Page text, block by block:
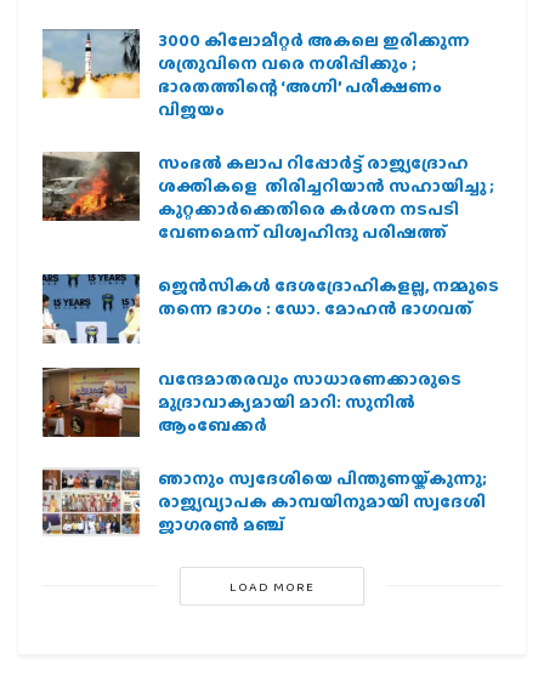
3000 കിലോമീറ്റർ അകലെ ഇരിക്കുന്ന
ശത്രുവിനെ വരെ നശിപ്പിക്കും ;
ഭാരതത്തിന്റെ ‘അഗ്നി’ പരീക്ഷണം
വിജയം
സംഭൽ കലാപ റിപ്പോർട്ട് രാജ്യദ്രോഹ
ശക്തികളെ തിരിച്ചറിയാൻ സഹായിച്ചു ;
കുറ്റക്കാർക്കെതിരെ കർശന നടപടി
വേണമെന്ന് വിശ്വഹിന്ദു പരിഷത്ത്
ജെന്‍സികള്‍ ദേശദ്രോഹികളല്ല, നമ്മുടെ
തന്നെ ഭാഗം : ഡോ. മോഹന്‍ ഭാഗവത്
വന്ദേമാതരവും സാധാരണക്കാരുടെ
മുദ്രാവാക്യമായി മാറി: സുനിൽ
ആംബേക്കർ
ഞാനും സ്വദേശിയെ പിന്തുണയ്ക്കുന്നു;
രാജ്യവ്യാപക കാമ്പയിനുമായി സ്വദേശി
ജാഗരണ്‍ മഞ്ച്
LOAD MORE